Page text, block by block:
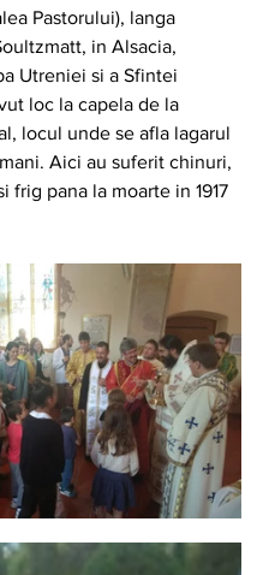
Pastorului), langa
in Alsacia,
Utreniei si a Sfintei
loc la capela de la
locul unde se afla lagarul
Aici au suferit chinuri,
frig pana la moarte in 1917